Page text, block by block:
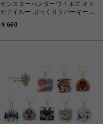
モンスターハンターワイルズ オト
モアイルー ぷっくりラバーキーホ
￥660